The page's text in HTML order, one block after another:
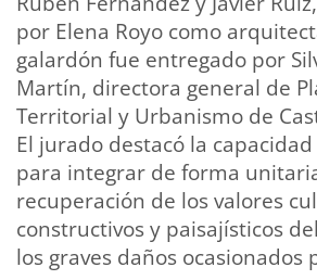
por Elena Royo como
galardón fue entregado por
Martín, directora general de
Territorial y Urbanismo de
El jurado destacó la
para integrar de forma
recuperación de los valores
constructivos y paisajísticos
los graves daños ocasionados